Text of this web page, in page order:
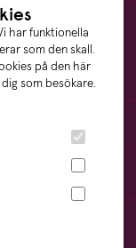
har funktionella
som den skall.
på den här
som besökare.